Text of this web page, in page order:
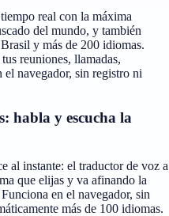
real con la máxima
del mundo, y también
y más de 200 idiomas.
reuniones, llamadas,
el navegador, sin registro ni
habla y escucha la
al instante: el traductor de voz a
que elijas y va afinando la
en el navegador, sin
más de 100 idiomas.